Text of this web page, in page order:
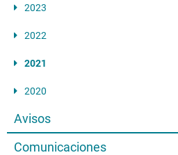
2023
2022
2021
2020
Avisos
Comunicaciones